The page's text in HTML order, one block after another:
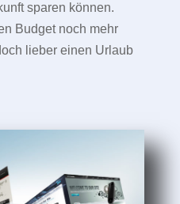
sparen können.
Budget noch mehr
lieber einen Urlaub